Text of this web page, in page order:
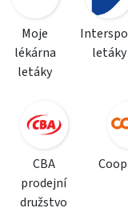
Moje
lékárna
letáky
letáky
CBA
prodejní
družstvo